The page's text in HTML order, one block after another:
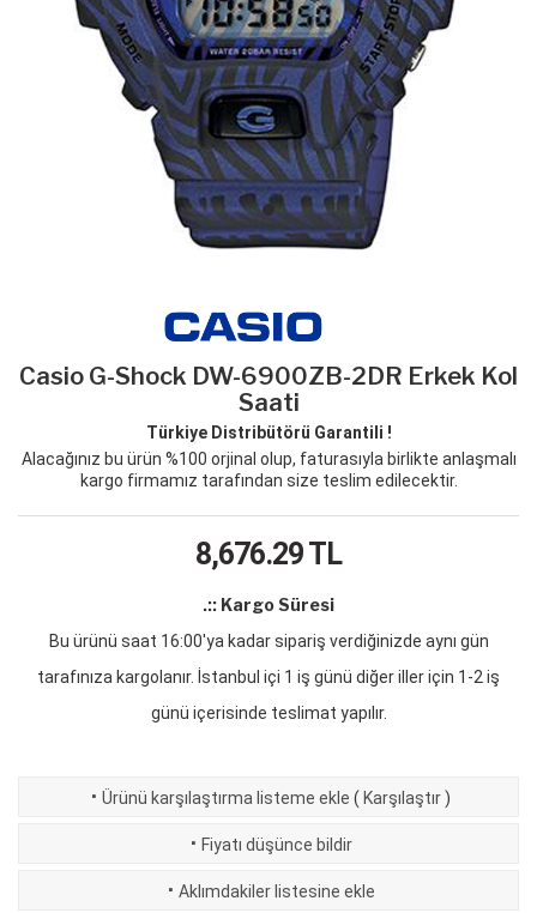
Casio G-Shock DW-6900ZB-2DR Erkek Kol
Saati
Türkiye Distribütörü Garantili !
Alacağınız bu ürün %100 orjinal olup, faturasıyla birlikte anlaşmalı
kargo firmamız tarafından size teslim edilecektir.
8,676.29TL
.:: Kargo Süresi
Bu ürünü saat 16:00'ya kadar sipariş verdiğinizde aynı gün
tarafınıza kargolanır. İstanbul içi 1 iş günü diğer iller için 1-2 iş
günü içerisinde teslimat yapılır.
· Ürünü karşılaştırma listeme ekle (Karşılaştır)
· Fiyatı düşünce bildir
· Aklımdakiler listesine ekle